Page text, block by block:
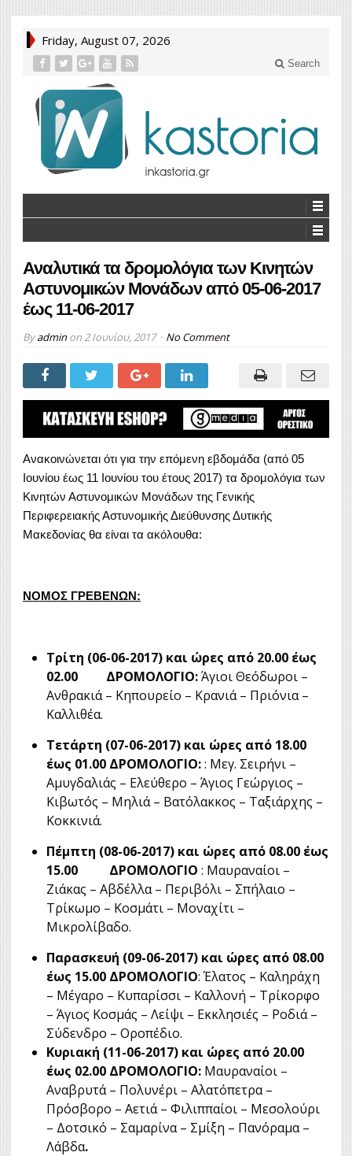
Friday, August 07, 2026
Search
Αναλυτικά τα δρομολόγια των Κινητών
Αστυνομικών Μονάδων από 05-06-2017
έως 11-06-2017
Byadminon 2 Ιουνίου, 2017 No Comment
Ανακοινώνεται ότι για την επόμενη εβδομάδα (από 05
Ιουνίου έως 11 Ιουνίου του έτους 2017) τα δρομολόγια των
Κινητών Αστυνομικών Μονάδων της Γενικής
Περιφερειακής Αστυνομικής Διεύθυνσης Δυτικής
Μακεδονίας θα είναι τα ακόλουθα:
ΝΟΜΟΣ ΓΡΕΒΕΝΩΝ:
Τρίτη (06-06-2017) και ώρες από 20.00 έως
02.00
ΔΡΟΜΟΛΟΓΙΟ:Άγιοι Θεόδωροι –
Ανθρακιά – Κηπουρείο – Κρανιά – Πριόνια –
Καλλιθέα.
Τετάρτη (07-06-2017) και ώρες από 18.00
έως 01.00 ΔΡΟΜΟΛΟΓΙΟ:: Μεγ. Σειρήνι –
Αμυγδαλιάς – Ελεύθερο – Άγιος Γεώργιος –
Κιβωτός – Μηλιά – Βατόλακκος – Ταξιάρχης –
Κοκκινιά.
Πέμπτη (08-06-2017) και ώρες από 08.00 έως
15.00
ΔΡΟΜΟΛΟΓΙΟ : Μαυραναίοι –
Ζιάκας – Αβδέλλα – Περιβόλι – Σπήλαιο –
Τρίκωμο – Κοσμάτι – Μοναχίτι –
Μικρολίβαδο.
Παρασκευή (09-06-2017) και ώρες από 08.00
έως 15.00 ΔΡΟΜΟΛΟΓΙΟ: Έλατος – Καληράχη
– Μέγαρο – Κυπαρίσσι – Καλλονή – Τρίκορφο
– Άγιος Κοσμάς – Λείψι – Εκκλησιές – Ροδιά –
Σύδενδρο – Οροπέδιο.
Κυριακή (11-06-2017) και ώρες από 20.00
έως 02.00 ΔΡΟΜΟΛΟΓΙΟ: Μαυραναίοι –
Αναβρυτά – Πολυνέρι – Αλατόπετρα –
Πρόσβορο – Αετιά – Φιλιππαίοι – Μεσολούρι
– Δοτσικό – Σαμαρίνα – Σμίξη – Πανόραμα –
Λάβδα.